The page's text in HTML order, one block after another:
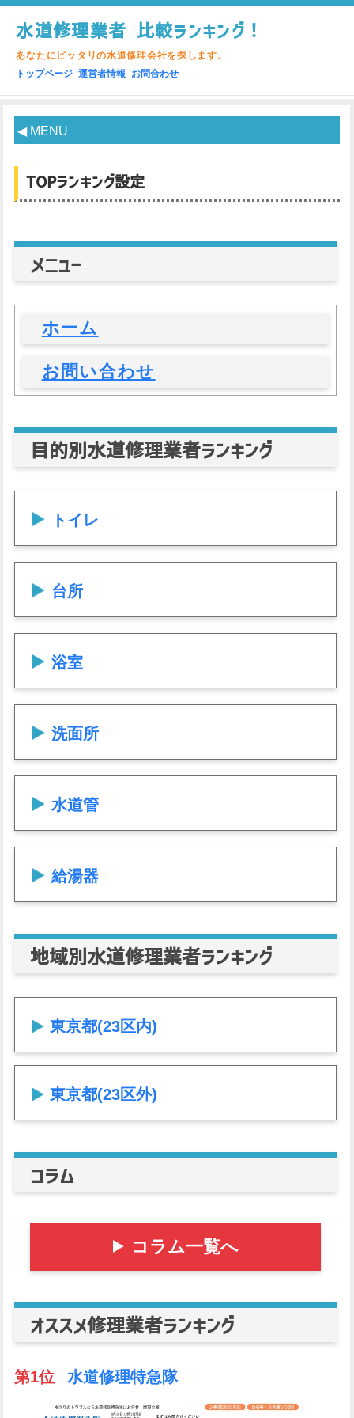
水道修理業者 比較ランキング！
あなたにピッタリの水道修理会社を探します。
トップページ 運営者情報 お問合わせ
◀ MENU
TOPランキング設定
メニュー
ホーム
お問い合わせ
目的別水道修理業者ランキング
トイレ
台所
浴室
洗面所
水道管
給湯器
地域別水道修理業者ランキング
東京都(23区内)
東京都(23区外)
コラム
コラム一覧へ
オススメ修理業者ランキング
第1位 水道修理特急隊